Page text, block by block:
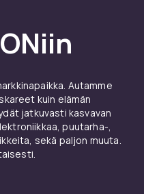
Autamme
kuin elämän
jatkuvasti kasvavan
puutarha-,
sekä paljon muuta.